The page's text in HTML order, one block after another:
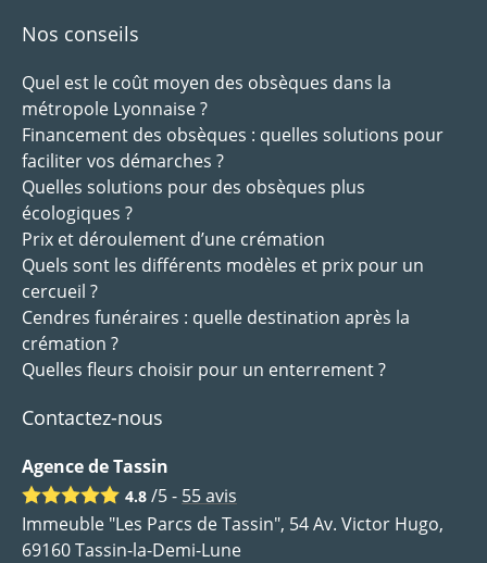
Nos conseils
Quel est le coût moyen des obsèques dans la
métropole Lyonnaise ?
Financement des obsèques : quelles solutions pour
faciliter vos démarches ?
Quelles solutions pour des obsèques plus
écologiques ?
Prix et déroulement d’une crémation
Quels sont les différents modèles et prix pour un
cercueil ?
Cendres funéraires : quelle destination après la
crémation ?
Quelles fleurs choisir pour un enterrement ?
Contactez-nous
Agence de Tassin
4.8 /5 - 55avis
Immeuble "Les Parcs de Tassin", 54 Av. Victor Hugo,
69160 Tassin-la-Demi-Lune